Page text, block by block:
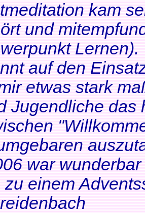
kam
und
Lernen).
auf den
etwas stark
Jugendliche das
war
einem